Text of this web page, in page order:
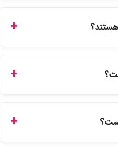
مرسوله را مشاهده کنید.
دارای بچ‌کد قابل استعلام هستند.
انتخاب کنید و برای شهرستان‌ها بین یک الی ۳ روز کاری از طریق